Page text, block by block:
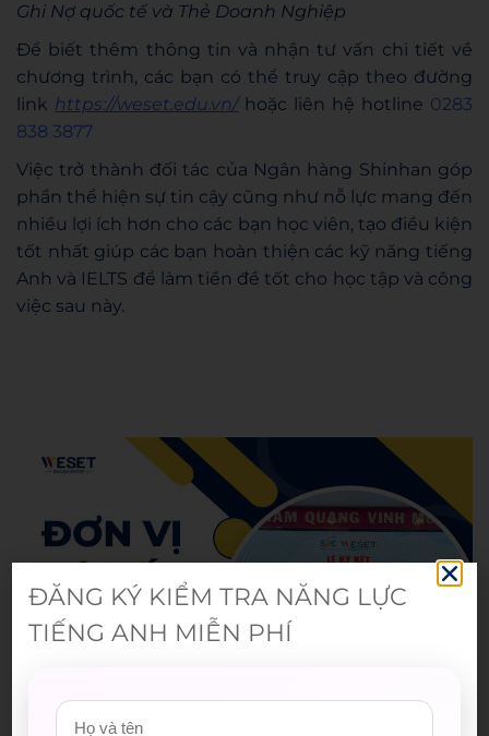
Ghi Nợ quốc tế và Thẻ Doanh Nghiệp
Để biết thêm thông tin và nhận tư vấn chi tiết về
chương trình, các bạn có thể truy cập theo đường
link https://weset.edu.vn/hoặc liên hệ hotline 0283
838 3877
Việc trở thành đối tác của Ngân hàng Shinhan góp
phần thể hiện sự tin cậy cũng như nỗ lực mang đến
nhiều lợi ích hơn cho các bạn học viên, tạo điều kiện
tốt nhất giúp các bạn hoàn thiện các kỹ năng tiếng
Anh và IELTS để làm tiền đề tốt cho học tập và công
việc sau này.
ĐĂNG KÝ KIỂM TRA NĂNG LỰC
TIẾNG ANH MIỄN PHÍ